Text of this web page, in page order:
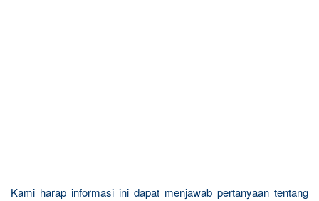
Kami harap informasi ini dapat menjawab pertanyaan tentang